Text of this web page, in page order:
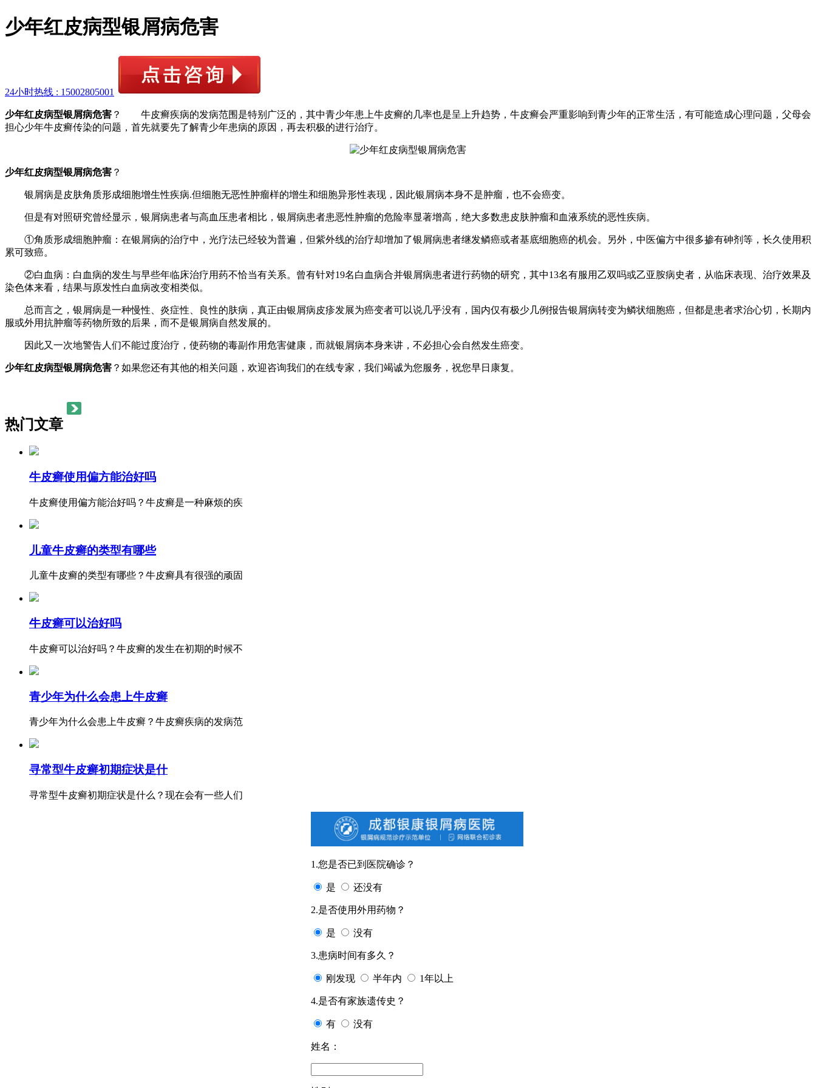
少年红皮病型银屑病危害
24小时热线 : 15002805001
少年红皮病型银屑病危害 ？ 牛皮癣疾病的发病范围是特别广泛的，其中青少年患上牛皮癣的几率也是呈上升趋势，牛皮癣会严重影响到青少年的正常生活，有可能造成心理问题，父母会
担心少年牛皮癣传染的问题，首先就要先了解青少年患病的原因，再去积极的进行治疗。
少年红皮病型银屑病危害 ？
银屑病是皮肤角质形成细胞增生性疾病.但细胞无恶性肿瘤样的增生和细胞异形性表现，因此银屑病本身不是肿瘤，也不会癌变。
但是有对照研究曾经显示，银屑病患者与高血压患者相比，银屑病患者患恶性肿瘤的危险率显著增高，绝大多数患皮肤肿瘤和血液系统的恶性疾病。
①角质形成细胞肿瘤：在银屑病的治疗中，光疗法已经较为普遍，但紫外线的治疗却增加了银屑病患者继发鳞癌或者基底细胞癌的机会。另外，中医偏方中很多掺有砷剂等，长久使用积
累可致癌。
②白血病：白血病的发生与早些年临床治疗用药不恰当有关系。曾有针对19名白血病合并银屑病患者进行药物的研究，其中13名有服用乙双吗或乙亚胺病史者，从临床表现、治疗效果及
染色体来看，结果与原发性白血病改变相类似。
总而言之，银屑病是一种慢性、炎症性、良性的肤病，真正由银屑病皮疹发展为癌变者可以说几乎没有，国内仅有极少几例报告银屑病转变为鳞状细胞癌，但都是患者求治心切，长期内
服或外用抗肿瘤等药物所致的后果，而不是银屑病自然发展的。
因此又一次地警告人们不能过度治疗，使药物的毒副作用危害健康，而就银屑病本身来讲，不必担心会自然发生癌变。
少年红皮病型银屑病危害 ？如果您还有其他的相关问题，欢迎咨询我们的在线专家，我们竭诚为您服务，祝您早日康复。
热门文章
牛皮癣使用偏方能治好吗
牛皮癣使用偏方能治好吗？牛皮癣是一种麻烦的疾
儿童牛皮癣的类型有哪些
儿童牛皮癣的类型有哪些？牛皮癣具有很强的顽固
牛皮癣可以治好吗
牛皮癣可以治好吗？牛皮癣的发生在初期的时候不
青少年为什么会患上牛皮癣
青少年为什么会患上牛皮癣？牛皮癣疾病的发病范
寻常型牛皮癣初期症状是什
寻常型牛皮癣初期症状是什么？现在会有一些人们
1.您是否已到医院确诊？
是 还没有
2.是否使用外用药物？
是 没有
3.患病时间有多久？
刚发现 半年内 1年以上
4.是否有家族遗传史？
有 没有
姓名：